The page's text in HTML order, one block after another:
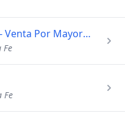
Granja Hf - Carnes de Calidad - Venta Por Mayor y Menor -
Fe
Fe